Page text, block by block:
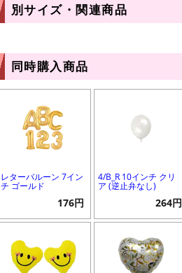
別サイズ・関連商品
同時購入商品
レターバルーン 7イン
チ ゴールド
176円
4/B_R 10インチ クリ
ア (逆止弁なし)
264円